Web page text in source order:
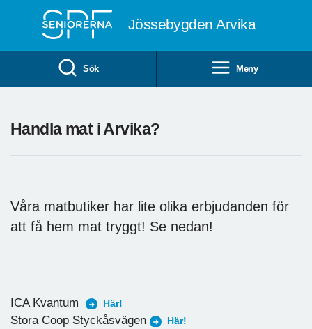
Jössebygden Arvika
Sök Meny
Handla mat i Arvika?
Våra matbutiker har lite olika erbjudanden för
att få hem mat tryggt! Se nedan!
ICA Kvantum Här!
Stora Coop Styckåsvägen Här!